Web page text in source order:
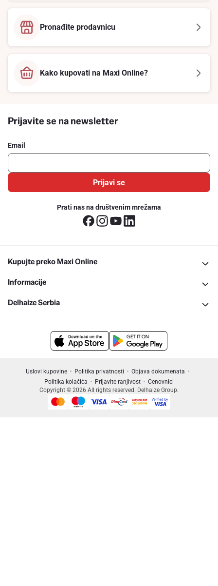
Pronađite prodavnicu
Kako kupovati na Maxi Online?
Prijavite se na newsletter
Email
Prijavi se
Prati nas na društvenim mrežama
Kupujte preko Maxi Online
Informacije
Delhaize Serbia
Uslovi kupovine Politika privatnosti
Objava dokumenata
Politika kolačića
Prijavite ranjivost
Cenovnici
Copyright © 2026 All rights reserved. Delhaize Group.